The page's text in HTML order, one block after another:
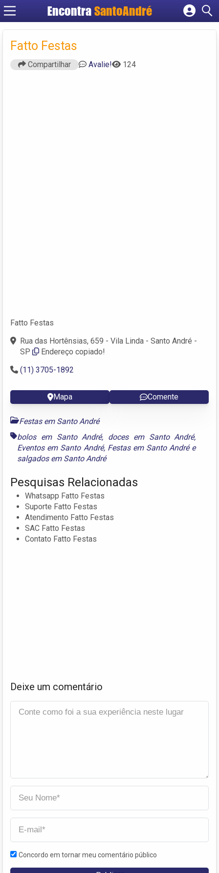
Encontra SantoAndré
Cadastrar empresa
Fatto Festas
Compartilhar Avalie! 124
Fatto Festas
Rua das Hortênsias, 659 - Vila Linda - Santo André -
SP
Endereço copiado!
(11) 3705-1892
Mapa Comente
Festas em Santo André
bolos em Santo André, doces em Santo André,
Eventos em Santo André, Festas em Santo Andrée
salgados em Santo André
Pesquisas Relacionadas
Whatsapp Fatto Festas
Suporte Fatto Festas
Atendimento Fatto Festas
SAC Fatto Festas
Contato Fatto Festas
Deixe um comentário
Concordo em tornar meu comentário público